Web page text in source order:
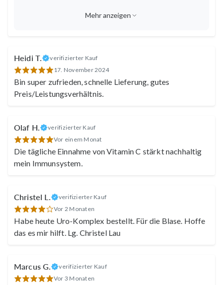
Mehr anzeigen
Heidi T.
verifizierter Kauf
17. November 2024
Bin super zufrieden, schnelle Lieferung, gutes
Preis/Leistungsverhältnis.
Olaf H.
verifizierter Kauf
Vor einem Monat
Die tägliche Einnahme von Vitamin C stärkt nachhaltig
mein Immunsystem.
Christel L.
verifizierter Kauf
Vor 2 Monaten
Habe heute Uro-Komplex bestellt. Für die Blase. Hoffe
das es mir hilft. Lg. Christel Lau
Marcus G.
verifizierter Kauf
Vor 3 Monaten